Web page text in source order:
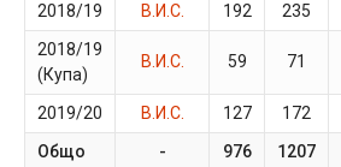
2018/19 В.И.С. 192 235
2018/19
(Купа)
В.И.С. 59 71
2019/20 В.И.С. 127 172
Общо
- 976 1207